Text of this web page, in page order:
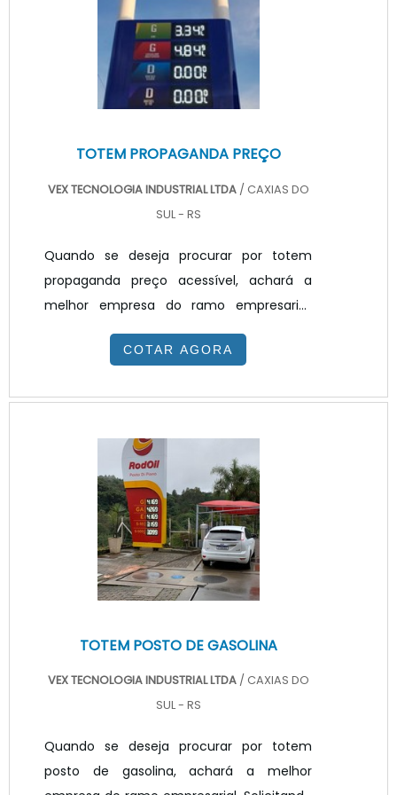
por meio de soluções inovadoras.TOTEM
PUBLICITÁRIO PREÇO JUSTO E ACESSÍV...
TOTEM PROPAGANDA PREÇO
VEX TECNOLOGIA INDUSTRIAL LTDA / CAXIAS DO
SUL - RS
Quando se deseja procurar por totem
propaganda preço acessível, achará a
melhor empresa do ramo empresarial.
Solicitando um orçamento na melhor
empresa do segmento e encontrando a
benefício.TOTEM PROPAGANDA PREÇO
totem propaganda preço justo e em uma
empresa transparente, vai até o site da
VEX Tecnologia. A empresa trabalha com
painel de LED para posto de combustível e
COTAR AGORA
TOTEM POSTO DE GASOLINA
VEX TECNOLOGIA INDUSTRIAL LTDA / CAXIAS DO
SUL - RS
Quando se deseja procurar por totem
posto de gasolina, achará a melhor